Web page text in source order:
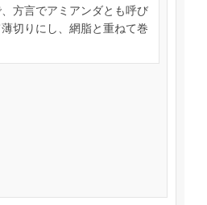
方言でアミアンダとも呼び
切りにし、網脂と重ねて巻